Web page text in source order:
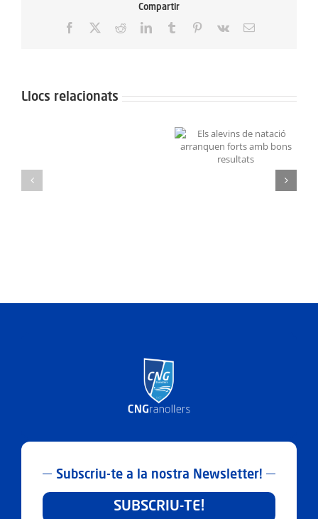
Compartir
Facebook RedditLinkedInTumblr Pinterest
Vk Email:
Llocs relacionats
Grans resultats a la
Lliga de Figures Aleví i
Infantil
Subscriu-te a la nostra Newsletter!
SUBSCRIU-TE!